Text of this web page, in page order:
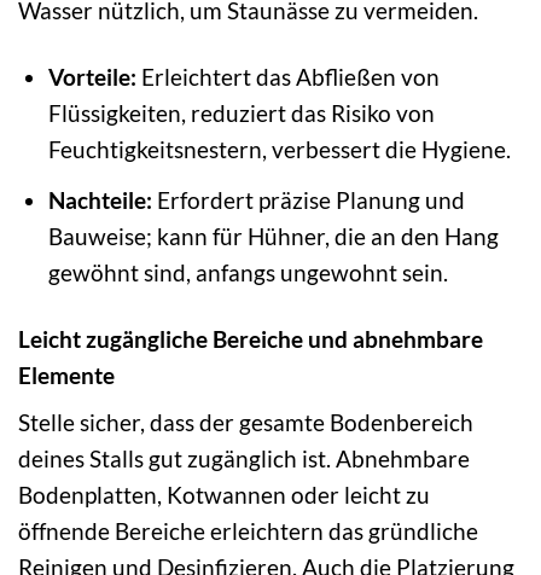
Wasser nützlich, um Staunässe zu vermeiden.
Vorteile: Erleichtert das Abfließen von
Flüssigkeiten, reduziert das Risiko von
Feuchtigkeitsnestern, verbessert die Hygiene.
Nachteile: Erfordert präzise Planung und
Bauweise; kann für Hühner, die an den Hang
gewöhnt sind, anfangs ungewohnt sein.
Leicht zugängliche Bereiche und abnehmbare
Elemente
Stelle sicher, dass der gesamte Bodenbereich
deines Stalls gut zugänglich ist. Abnehmbare
Bodenplatten, Kotwannen oder leicht zu
öffnende Bereiche erleichtern das gründliche
Reinigen und Desinfizieren. Auch die Platzierung